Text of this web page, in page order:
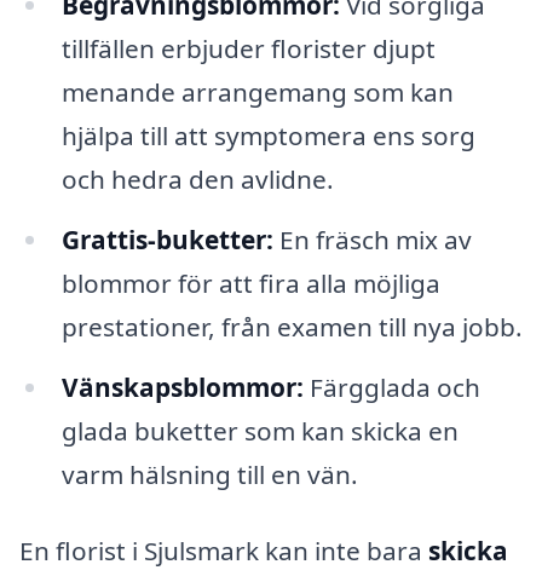
tillfällen erbjuder florister djupt
menande arrangemang som kan
hjälpa till att symptomera ens sorg
och hedra den avlidne.
Grattis-buketter: En fräsch mix av
blommor för att fira alla möjliga
prestationer, från examen till nya jobb.
Vänskapsblommor: Färgglada och
glada buketter som kan skicka en
varm hälsning till en vän.
En florist i Sjulsmark kan inte bara skicka